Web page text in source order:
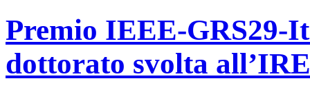
Premio IEEE-GRS29-
dottorato svolta